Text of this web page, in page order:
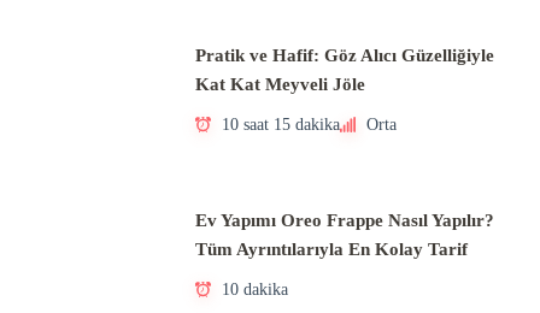
Pratik ve Hafif: Göz Alıcı Güzelliğiyle
Kat Kat Meyveli Jöle
10 saat 15 dakika Orta
Ev Yapımı Oreo Frappe Nasıl Yapılır?
Tüm Ayrıntılarıyla En Kolay Tarif
10 dakika